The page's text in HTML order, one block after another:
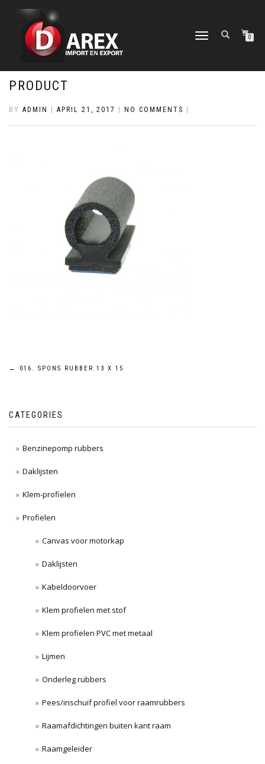
TOGGLE
0
PRODUCT
BY ADMIN APRIL 21, 2017 NO COMMENTS
Post
← 016. SPONS RUBBER 13 X 15
CATEGORIES
Benzinepomp rubbers
Daklijsten
Klem-profielen
Profielen
Canvas voor motorkap
Daklijsten
Kabeldoorvoer
Klem profielen met stof
Klem profielen PVC met metaal
Lijmen
Onderleg rubbers
Pees/inschuif profiel voor raamrubbers
Raamafdichtingen buiten kant raam
Raamgeleider